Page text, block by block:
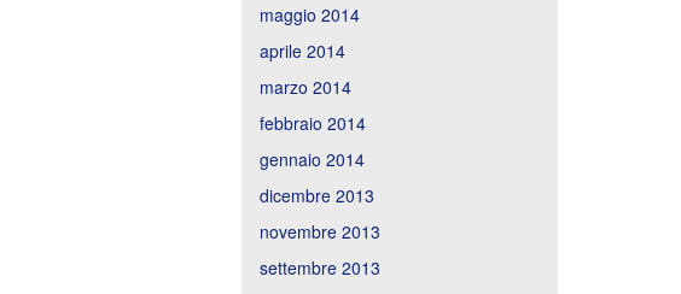
maggio 2014
aprile 2014
marzo 2014
febbraio 2014
gennaio 2014
dicembre 2013
novembre 2013
settembre 2013